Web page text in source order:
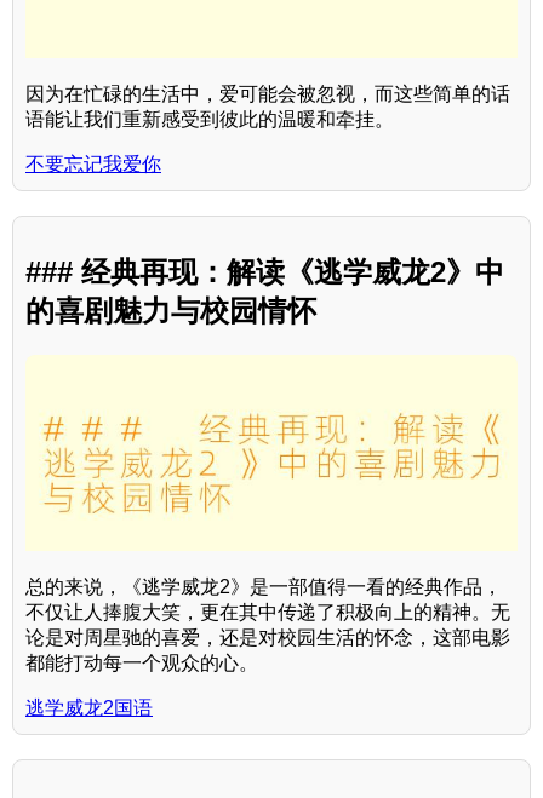
因为在忙碌的生活中，爱可能会被忽视，而这些简单的话
语能让我们重新感受到彼此的温暖和牵挂。
不要忘记我爱你
### 经典再现：解读《逃学威龙2》中
的喜剧魅力与校园情怀
总的来说，《逃学威龙2》是一部值得一看的经典作品，
不仅让人捧腹大笑，更在其中传递了积极向上的精神。无
论是对周星驰的喜爱，还是对校园生活的怀念，这部电影
都能打动每一个观众的心。
逃学威龙2国语